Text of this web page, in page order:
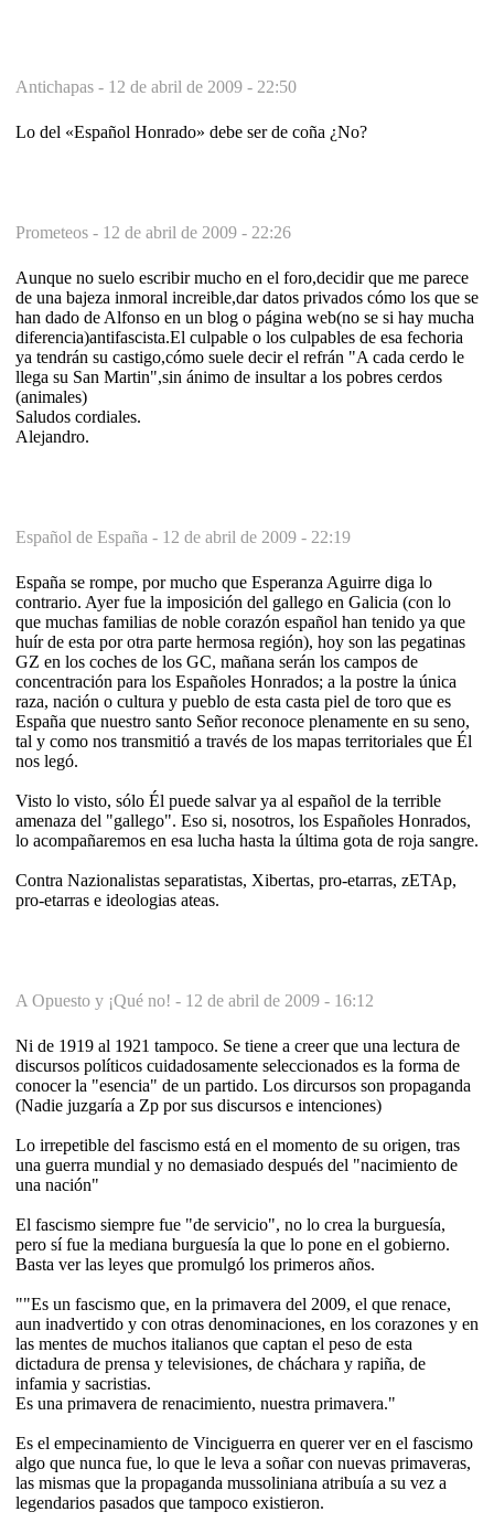
Antichapas - 12 de abril de 2009 - 22:50
Lo del «Español Honrado» debe ser de coña ¿No?
Prometeos - 12 de abril de 2009 - 22:26
Aunque no suelo escribir mucho en el foro,decidir que me parece
de una bajeza inmoral increible,dar datos privados cómo los que se
han dado de Alfonso en un blog o página web(no se si hay mucha
diferencia)antifascista.El culpable o los culpables de esa fechoria
ya tendrán su castigo,cómo suele decir el refrán "A cada cerdo le
llega su San Martin",sin ánimo de insultar a los pobres cerdos
(animales)
Saludos cordiales.
Alejandro.
Español de España - 12 de abril de 2009 - 22:19
España se rompe, por mucho que Esperanza Aguirre diga lo
contrario. Ayer fue la imposición del gallego en Galicia (con lo
que muchas familias de noble corazón español han tenido ya que
huír de esta por otra parte hermosa región), hoy son las pegatinas
GZ en los coches de los GC, mañana serán los campos de
concentración para los Españoles Honrados; a la postre la única
raza, nación o cultura y pueblo de esta casta piel de toro que es
España que nuestro santo Señor reconoce plenamente en su seno,
tal y como nos transmitió a través de los mapas territoriales que Él
nos legó.
Visto lo visto, sólo Él puede salvar ya al español de la terrible
amenaza del "gallego". Eso si, nosotros, los Españoles Honrados,
lo acompañaremos en esa lucha hasta la última gota de roja sangre.
Contra Nazionalistas separatistas, Xibertas, pro-etarras, zETAp,
pro-etarras e ideologias ateas.
A Opuesto y ¡Qué no! - 12 de abril de 2009 - 16:12
Ni de 1919 al 1921 tampoco. Se tiene a creer que una lectura de
discursos políticos cuidadosamente seleccionados es la forma de
conocer la "esencia" de un partido. Los dircursos son propaganda
(Nadie juzgaría a Zp por sus discursos e intenciones)
Lo irrepetible del fascismo está en el momento de su origen, tras
una guerra mundial y no demasiado después del "nacimiento de
una nación"
El fascismo siempre fue "de servicio", no lo crea la burguesía,
pero sí fue la mediana burguesía la que lo pone en el gobierno.
Basta ver las leyes que promulgó los primeros años.
""Es un fascismo que, en la primavera del 2009, el que renace,
aun inadvertido y con otras denominaciones, en los corazones y en
las mentes de muchos italianos que captan el peso de esta
dictadura de prensa y televisiones, de cháchara y rapiña, de
infamia y sacristias.
Es una primavera de renacimiento, nuestra primavera."
Es el empecinamiento de Vinciguerra en querer ver en el fascismo
algo que nunca fue, lo que le leva a soñar con nuevas primaveras,
las mismas que la propaganda mussoliniana atribuía a su vez a
legendarios pasados que tampoco existieron.